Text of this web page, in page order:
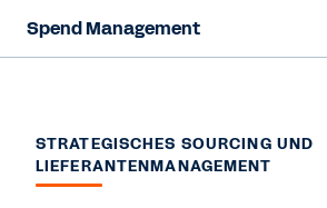
Spend Management
Funktionen
Ressourcen
STRATEGISCHES SOURCING UND
LIEFERANTENMANAGEMENT